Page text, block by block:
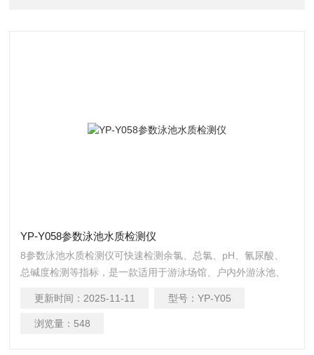
YP-Y058参数泳池水质检测仪
8参数泳池水质检测仪可快速检测余氯、总氯、pH、氰尿酸、
总碱度检测等指标，是一款适用于游泳场馆、户内外游泳池、
更新时间： 2025-11-11 型号： YP-Y05
浏览量： 548